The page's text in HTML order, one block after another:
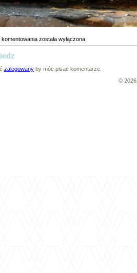
024A
została wyłączona
zalogowany by móc pisac komentarze.
©